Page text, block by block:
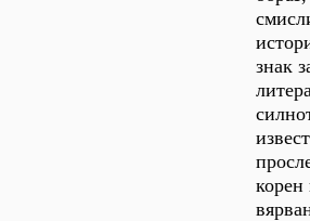
знак
корен